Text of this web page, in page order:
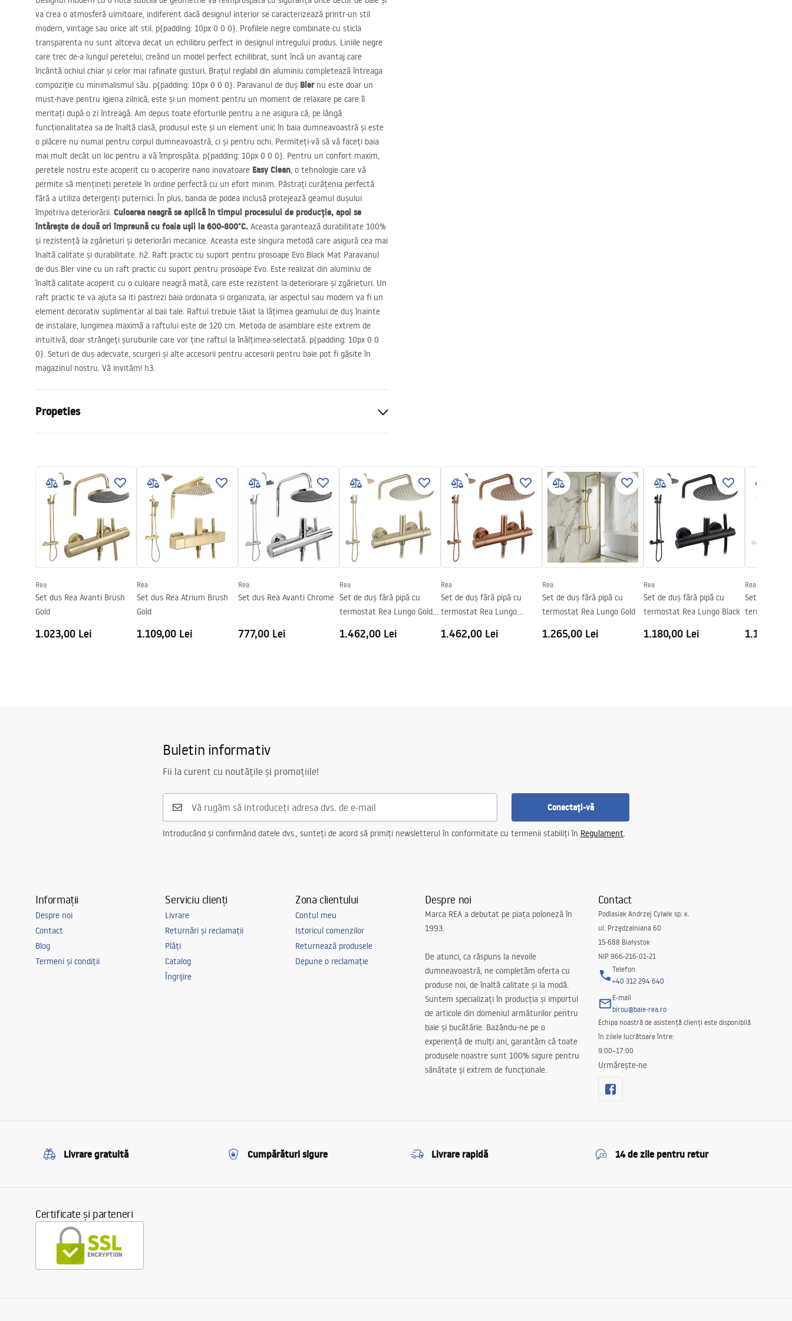
va crea o atmosferă uimitoare, indiferent dacă designul interior se caracterizează printr-un stil
modern, vintage sau orice alt stil. p{padding: 10px 0 0 0}. Profilele negre combinate cu sticla
transparenta nu sunt altceva decat un echilibru perfect in designul intregului produs. Liniile negre
care trec de-a lungul peretelui, creând un model perfect echilibrat, sunt încă un avantaj care
încântă ochiul chiar și celor mai rafinate gusturi. Brațul reglabil din aluminiu completează întreaga
compoziție cu minimalismul său. p{padding: 10px 0 0 0}. Paravanul de duș Blernu este doar un
must-have pentru igiena zilnică, este și un moment pentru un moment de relaxare pe care îl
meritați după o zi întreagă. Am depus toate eforturile pentru a ne asigura că, pe lângă
funcționalitatea sa de înaltă clasă, produsul este și un element unic în baia dumneavoastră și este
o plăcere nu numai pentru corpul dumneavoastră, ci și pentru ochi. Permiteți-vă să vă faceți baia
mai mult decât un loc pentru a vă împrospăta. p{padding: 10px 0 0 0}. Pentru un confort maxim,
peretele nostru este acoperit cu o acoperire nano inovatoare Easy Clean, o tehnologie care vă
permite să mențineți peretele în ordine perfectă cu un efort minim. Păstrați curățenia perfectă
fără a utiliza detergenți puternici. În plus, banda de podea inclusă protejează geamul dușului
împotriva deteriorării. Culoarea neagră se aplică în timpul procesului de producție, apoi se
întărește de două ori împreună cu foaia ușii la 600-800°C. Aceasta garantează durabilitate 100%
și rezistență la zgârieturi și deteriorări mecanice. Aceasta este singura metodă care asigură cea mai
înaltă calitate și durabilitate. h2. Raft practic cu suport pentru prosoape Evo Black Mat Paravanul
de dus Bler vine cu un raft practic cu suport pentru prosoape Evo. Este realizat din aluminiu de
înaltă calitate acoperit cu o culoare neagră mată, care este rezistent la deteriorare și zgârieturi. Un
raft practic te va ajuta sa iti pastrezi baia ordonata si organizata, iar aspectul sau modern va fi un
element decorativ suplimentar al baii tale. Raftul trebuie tăiat la lățimea geamului de duș înainte
de instalare, lungimea maximă a raftului este de 120 cm. Metoda de asamblare este extrem de
intuitivă, doar strângeți șuruburile care vor ține raftul la înălțimea selectată. p{padding: 10px 0 0
0}. Seturi de duș adecvate, scurgeri și alte accesorii pentru accesorii pentru baie pot fi găsite în
magazinul nostru. Vă invităm! h3.
Propeties
Tip cabina
Walk-in
Culoare sticla
Transparent 8mm
Seria
Directie cabina
Garantie
Rea
Set dus Rea Avanti Brush
Gold
1.023,00 Lei
Rea
Set dus Rea Atrium Brush
Gold
1.109,00 Lei
Rea
Set dus Rea Avanti Chrome
777,00 Lei
Rea
Set de duș fără pipă cu
termostat Rea Lungo Gold
1.462,00 Lei
Rea
Set de duș fără pipă cu
termostat Rea Lungo
1.462,00 Lei
Rea
Set de duș fără pipă cu
termostat Rea Lungo Gold
1.265,00 Lei
Rea
Set de duș fără pipă cu
termostat Rea Lungo Black
1.180,00 Lei
Rea
Set de duș
termostat
1.180,00
Buletin informativ
Fii la curent cu noutățile și promoțiile!
Conectați-vă
Introducând și confirmând datele dvs., sunteți de acord să primiți newsletterul în conformitate cu termenii stabiliți în Regulament.
Informații
Despre noi
Contact
Blog
Termeni și condiții
Serviciu clienți
Livrare
Returnări și reclamații
Plăți
Catalog
Îngrijire
Zona clientului
Contul meu
Istoricul comenzilor
Returnează produsele
Depune o reclamație
Despre noi
Marca REA a debutat pe piața poloneză în
1993.
De atunci, ca răspuns la nevoile
dumneavoastră, ne completăm oferta cu
produse noi, de înaltă calitate și la modă.
Suntem specializați în producția și importul
de articole din domeniul armăturilor pentru
baie și bucătărie. Bazându-ne pe o
experiență de mulți ani, garantăm că toate
produsele noastre sunt 100% sigure pentru
sănătate și extrem de funcționale.
Contact
Podlasiak Andrzej Cylwik sp. k.
ul. Przędzalniana 60
15-688 Białystok
NIP 966-216-01-21
Telefon
+40 312 294 640
E-mail
birou@baie-rea.ro
Echipa noastră de asistență clienți este disponibilă
în zilele lucrătoare între:
9:00–17:00
Urmărește-ne
Livrare gratuită Cumpărături sigure Livrare rapidă 14 de zile pentru retur
Certificate și parteneri